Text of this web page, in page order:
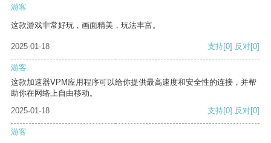
游客
这款游戏非常好玩，画面精美，玩法丰富。
2025-01-18 支持[0] 反对[0]
游客
这款加速器VPM应用程序可以给你提供最高速度和安全性的连接，并帮
助你在网络上自由移动。
2025-01-18
支持[0] 反对[0]
游客